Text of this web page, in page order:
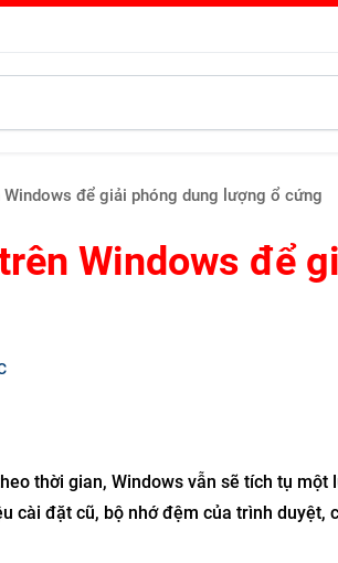
để giải phóng dung lượng ổ cứng
Windows để
thời gian, Windows vẫn sẽ tích tụ một
cài đặt cũ, bộ nhớ đệm của trình duyệt,